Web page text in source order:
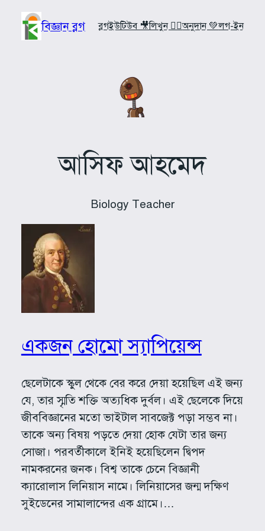
content
বিজ্ঞান ব্লগ ব্লগইউটিউব 🎥লিখুন ✍🏼অনুদান 💚লগ-ইন
আসিফ আহমেদ
Biology Teacher
একজন হোমো স্যাপিয়েন্স
ছেলেটাকে স্কুল থেকে বের করে দেয়া হয়েছিল এই জন্য
যে, তার স্মৃতি শক্তি অত্যধিক দুর্বল। এই ছেলেকে দিয়ে
জীববিজ্ঞানের মতো ভাইটাল সাবজেক্ট পড়া সম্ভব না।
তাকে অন্য বিষয় পড়তে দেয়া হোক যেটা তার জন্য
সোজা। পরবর্তীকালে ইনিই হয়েছিলেন দ্বিপদ
নামকরনের জনক। বিশ্ব তাকে চেনে বিজ্ঞানী
ক্যারোলাস লিনিয়াস নামে। লিনিয়াসের জন্ম দক্ষিণ
সুইডেনের সামালান্দের এক গ্রামে।…